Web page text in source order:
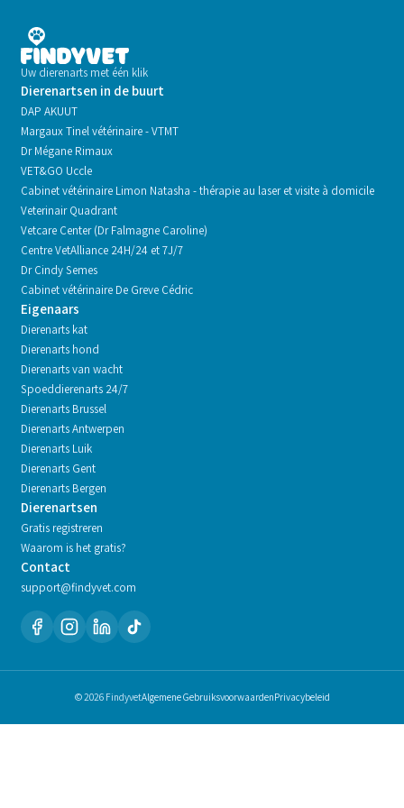
Uw dierenarts met één klik
Dierenartsen in de buurt
DAP AKUUT
Margaux Tinel vétérinaire - VTMT
Dr Mégane Rimaux
VET&GO Uccle
Cabinet vétérinaire Limon Natasha - thérapie au laser et visite à domicile
Veterinair Quadrant
Vetcare Center (Dr Falmagne Caroline)
Centre VetAlliance 24H/24 et 7J/7
Dr Cindy Semes
Cabinet vétérinaire De Greve Cédric
Eigenaars
Dierenarts kat
Dierenarts hond
Dierenarts van wacht
Spoeddierenarts 24/7
Dierenarts Brussel
Dierenarts Antwerpen
Dierenarts Luik
Dierenarts Gent
Dierenarts Bergen
Dierenartsen
Gratis registreren
Waarom is het gratis?
Contact
support@findyvet.com
© 2026 FindyvetAlgemene GebruiksvoorwaardenPrivacybeleid